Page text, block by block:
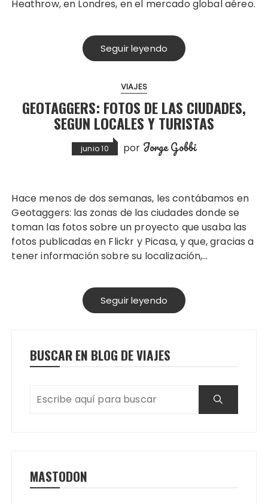
Heathrow, en Londres, en el mercado global aéreo.
Seguir leyendo
VIAJES
GEOTAGGERS: FOTOS DE LAS CIUDADES,
SEGUN LOCALES Y TURISTAS
junio 10 por Jorge Gobbi
Hace menos de dos semanas, les contábamos en
Geotaggers: las zonas de las ciudades donde se
toman las fotos sobre un proyecto que usaba las
fotos publicadas en Flickr y Picasa, y que, gracias a
tener información sobre su localización,…
Seguir leyendo
BUSCAR EN BLOG DE VIAJES
MASTODON